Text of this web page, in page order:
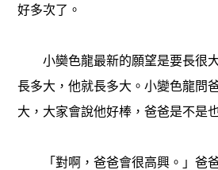
好多次了。
小奱色龍最新的願望是要長很大
長多大，他就長多大。小變色龍問
大，大家會說他好棒，爸爸是不是
「對啊，爸爸會很高興。」爸爸